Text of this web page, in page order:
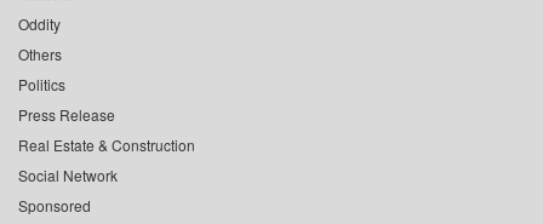
Oddity
Others
Politics
Press Release
Real Estate & Construction
Social Network
Sponsored